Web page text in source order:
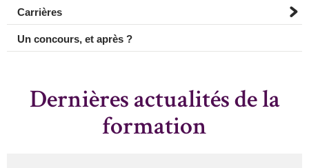
Carrières
Un concours, et après ?
Dernières actualités de la
formation